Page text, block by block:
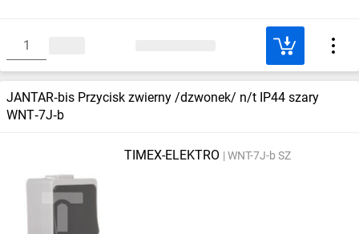
JANTAR‑bis Przycisk zwierny /dzwonek/ n/t IP44 szary
WNT‑7J‑b
TIMEX-ELEKTRO WNT-7J-b SZ